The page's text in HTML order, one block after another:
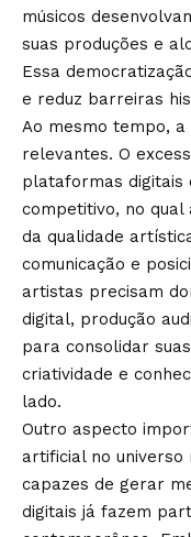
músicos
suas produções e
Essa
e reduz barreiras
Ao mesmo tempo,
relevantes. O
plataformas digitais
competitivo, no qual
da qualidade
comunicação e
artistas precisam
digital, produção
para consolidar
criatividade e
lado.
Outro aspecto
artificial no universo
capazes de gerar
digitais já fazem